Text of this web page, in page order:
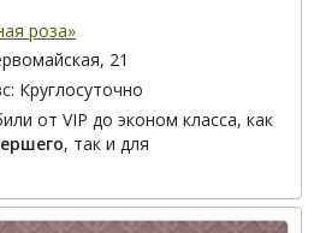
роза»
21
Круглосуточно
от VIP до эконом класса, как
, так и для